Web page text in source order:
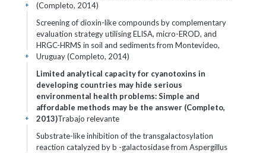
(Completo, 2014)
+
Screening of dioxin-like compounds by complementary
evaluation strategy utilising ELISA, micro-EROD, and
HRGC-HRMS in soil and sediments from Montevideo,
Uruguay (Completo, 2014)
+
Limited analytical capacity for cyanotoxins in
developing countries may hide serious
environmental health problems: Simple and
affordable methods may be the answer (Completo,
2013)Trabajo relevante
+
Substrate-like inhibition of the transgalactosylation
reaction catalyzed by b -galactosidase from Aspergillus